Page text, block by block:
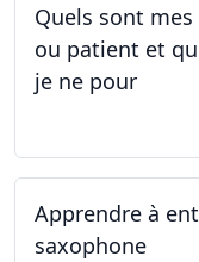
Quels sont
ou patient et
je ne pour
Apprendre à
saxophone